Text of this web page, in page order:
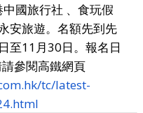
國旅行社 、食玩假
安旅遊。名額先到先
至11月30日。報名日
參閱高鐵網頁
tc/latest-